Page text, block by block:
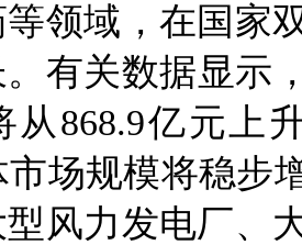
领域，在国家
有关数据显示
从868.9亿元上
市场规模将稳步
风力发电厂、